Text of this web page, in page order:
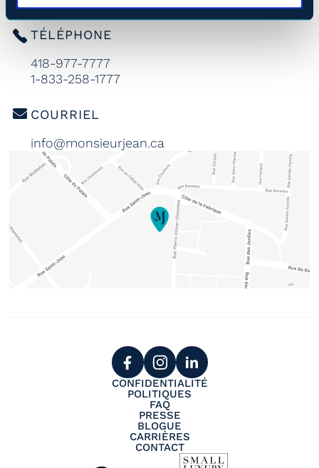
TÉLÉPHONE
418-977-7777
1-833-258-1777
COURRIEL
info@monsieurjean.ca
CONFIDENTIALITÉ
POLITIQUES
FAQ
PRESSE
BLOGUE
CARRIÈRES
CONTACT